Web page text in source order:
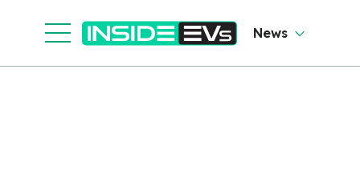
News